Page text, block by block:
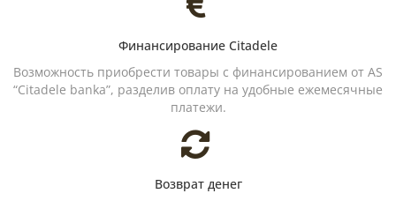
Финансирование Citadele
Возможность приобрести товары с финансированием от AS
“Citadele banka”, разделив оплату на удобные ежемесячные
платежи.
Возврат денег